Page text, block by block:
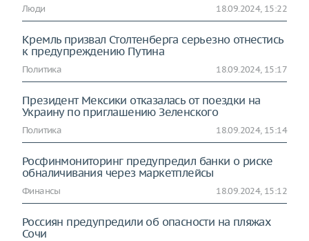
Люди 18.09.2024, 15:22
Кремль призвал Столтенберга серьезно отнестись
к предупреждению Путина
Политика 18.09.2024, 15:17
Президент Мексики отказалась от поездки на
Украину по приглашению Зеленского
Политика 18.09.2024, 15:14
Росфинмониторинг предупредил банки о риске
обналичивания через маркетплейсы
Финансы 18.09.2024, 15:12
Россиян предупредили об опасности на пляжах
Сочи